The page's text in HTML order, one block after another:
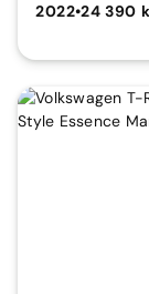
2022•24 390